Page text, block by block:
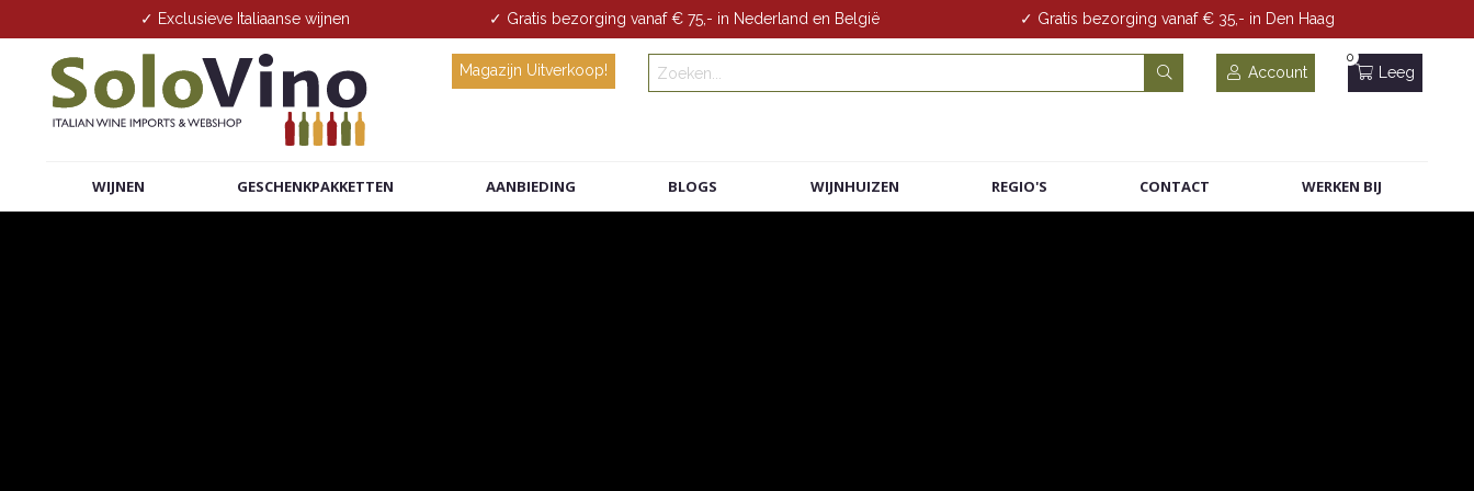
✓ Exclusieve Italiaanse wijnen ✓ Gratis bezorging vanaf € 75,- in Nederland en België ✓ Gratis bezorging vanaf € 35,- in Den Haag
Magazijn Uitverkoop! Account
0
Leeg
WIJNEN GESCHENKPAKKETTEN AANBIEDING BLOGS WIJNHUIZEN REGIO'S CONTACT WERKEN BIJ